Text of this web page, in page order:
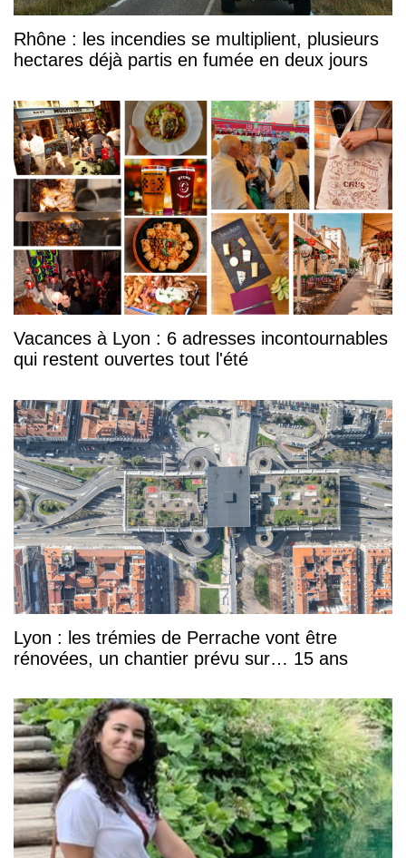
Rhône : les incendies se multiplient, plusieurs
hectares déjà partis en fumée en deux jours
Vacances à Lyon : 6 adresses incontournables
qui restent ouvertes tout l'été
Lyon : les trémies de Perrache vont être
rénovées, un chantier prévu sur… 15 ans